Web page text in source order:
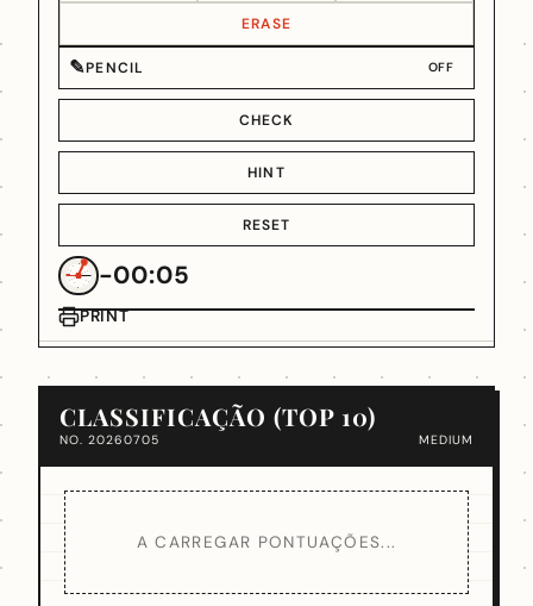
ERASE
✎PENCIL OFF
CHECK
HINT
RESET
-00:05
PRINT
CLASSIFICAÇÃO (TOP 10)
NO. 20260705 MEDIUM
A CARREGAR PONTUAÇÕES...